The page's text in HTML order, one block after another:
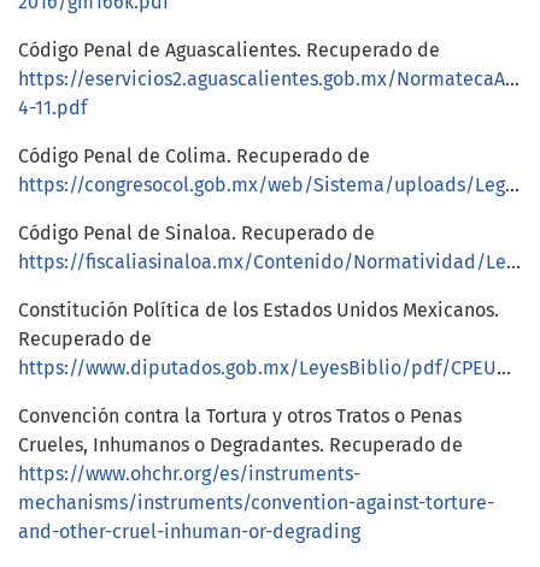
Código Penal de Aguascalientes. Recuperado de
https://eservicios2.aguascalientes.gob.mx/
4-11.pdf
Código Penal de Colima. Recuperado de
https://congresocol.gob.mx/web/Sistema/uploads/LegislacionEstatal/Codigos/codigo_penal_09sept2024.pdf
Código Penal de Sinaloa. Recuperado de
https://fiscaliasinaloa.mx/Contenido/Normatividad/Leyes/Codigo%20Penal%20para%20el%20Estado%20de%20Sinaloa.pdf
Constitución Política de los Estados Unidos Mexicanos.
Recuperado de
https://www.diputados.gob.mx/LeyesBiblio/pdf/CPEUM.pdf
Convención contra la Tortura y otros Tratos o Penas
Crueles, Inhumanos o Degradantes. Recuperado de
https://www.ohchr.org/es/instruments-
mechanisms/instruments/convention-against-torture-
and-other-cruel-inhuman-or-degrading